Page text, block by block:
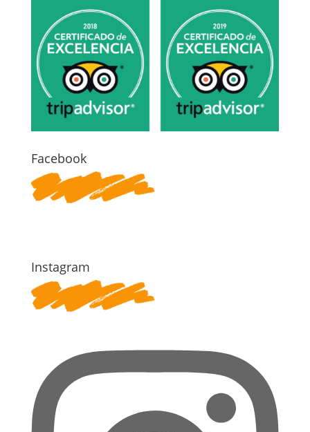
Facebook
Instagram